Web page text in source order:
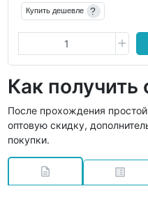
Купить дешевле ?
Как получить
После прохождения
оптовую скидку,
покупки.